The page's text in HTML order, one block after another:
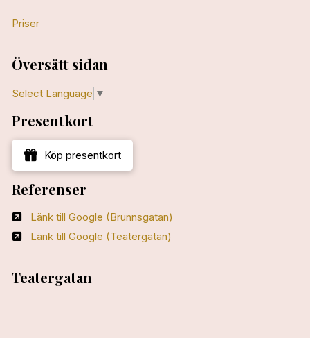
Priser
Översätt sidan
Select Language ▼
Presentkort
Köp presentkort
Referenser
Länk till Google (Brunnsgatan)
Länk till Google (Teatergatan)
Teatergatan